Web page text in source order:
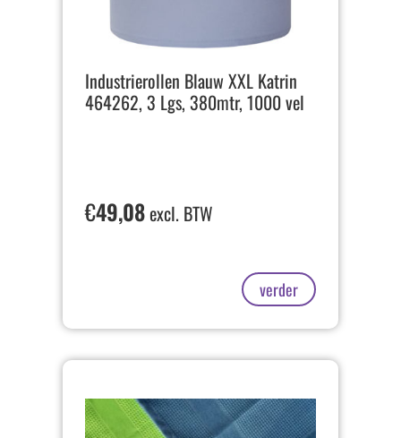
Industrierollen Blauw XXL Katrin
464262, 3 Lgs, 380mtr, 1000 vel
€49,08excl. BTW
verder